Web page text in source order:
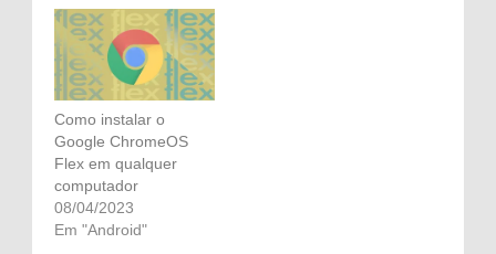
Como instalar o
Google ChromeOS
Flex em qualquer
computador
08/04/2023
Em "Android"